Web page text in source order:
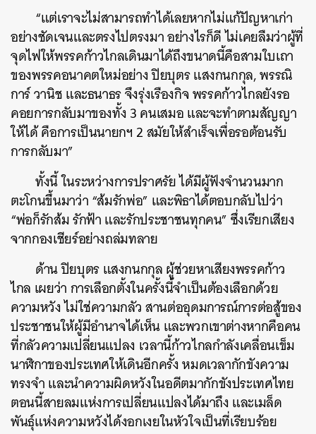
“แต่เราจะไม่สามารถทำได้เลยหากไม่แก้ปัญหาเก่า
อย่างชัดเจนและตรงไปตรงมา อย่างไรก็ดี ไม่เคยลืมว่าผู้ที่
จุดไฟให้พรรคก้าวไกลเดินมาได้ถึงขนาดนี้คือสามใบเถา
ของพรรคอนาคตใหม่อย่าง ปิยบุตร แสงกนกกุล, พรรณิ
การ์ วานิช และธนาธร จึงรุ่งเรืองกิจ พรรคก้าวไกลยังรอ
คอยการกลับมาของทั้ง 3 คนเสมอ และจะทำตามสัญญา
ให้ได้ คือการเป็นนายกฯ 2 สมัยให้สำเร็จเพื่อรอต้อนรับ
การกลับมา”
ทั้งนี้ ในระหว่างการปราศรัย ได้มีผู้ฟังจำนวนมาก
ตะโกนขึ้นมาว่า “ส้มรักพ่อ” และพิธาได้ตอบกลับไปว่า
“พ่อก็รักส้ม รักฟ้า และรักประชาชนทุกคน” ซึ่งเรียกเสียง
จากกองเชียร์อย่างถล่มทลาย
ด้าน ปิยบุตร แสงกนกกุล ผู้ช่วยหาเสียงพรรคก้าว
ไกล เผยว่า การเลือกตั้งในครั้งนี้จำเป็นต้องเลือกด้วย
ความหวัง ไม่ใช่ความกลัว สานต่ออุดมการณ์การต่อสู้ของ
ประชาชนให้ผู้มีอำนาจได้เห็น และพวกเขาต่างหากคือคน
ที่กลัวความเปลี่ยนแปลง เวลานี้ก้าวไกลกำลังเคลื่อนเข็ม
นาฬิกาของประเทศให้เดินอีกครั้ง หมดเวลากักขังความ
ทรงจำ และนำความผิดหวังในอดีตมากักขังประเทศไทย
ตอนนี้สายลมแห่งการเปลี่ยนแปลงได้มาถึง และเมล็ด
พันธ์ุแห่งความหวังได้งอกเงยในหัวใจเป็นที่เรียบร้อย